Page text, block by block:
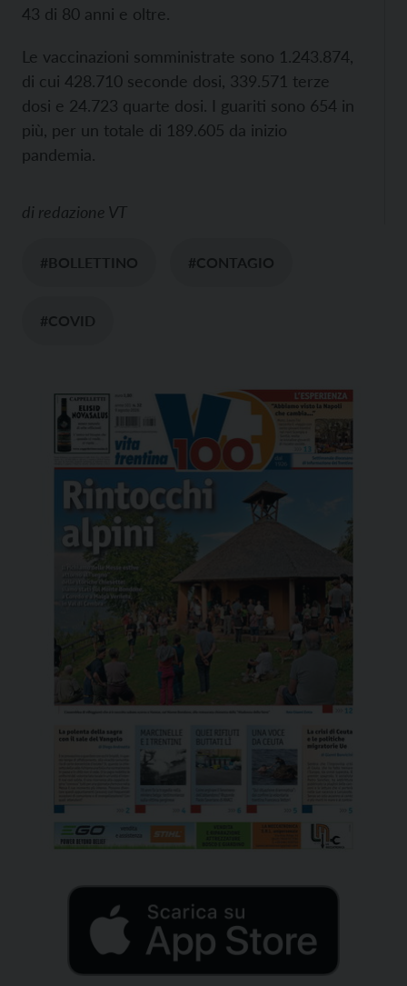
43 di 80 anni e oltre.
Le vaccinazioni somministrate sono 1.243.874,
di cui 428.710 seconde dosi, 339.571 terze
dosi e 24.723 quarte dosi. I guariti sono 654 in
più, per un totale di 189.605 da inizio
pandemia.
di redazione VT
#BOLLETTINO #CONTAGIO
#COVID